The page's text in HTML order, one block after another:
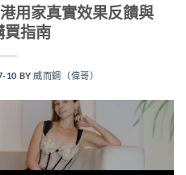
用家真實效果反饋與
買指南
10 BY 威而鋼（偉哥）